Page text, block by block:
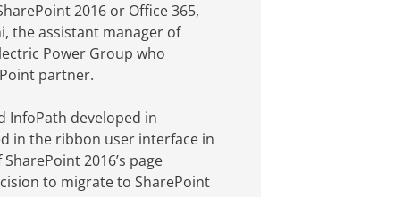
2016 or Office 365,
the assistant manager of
Power Group who
partner.
InfoPath developed in
in the ribbon user interface in
2016’s page
to migrate to SharePoint